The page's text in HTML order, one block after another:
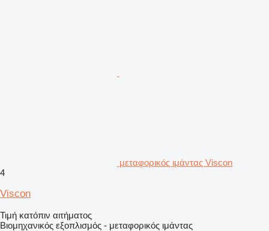
μεταφορικός ιμάντας Viscon
4
Viscon
Τιμή κατόπιν αιτήματος
Βιομηχανικός εξοπλισμός - μεταφορικός ιμάντας